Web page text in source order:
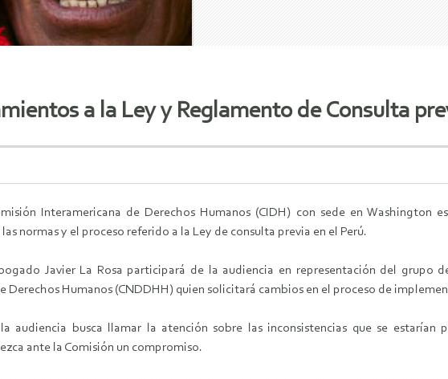
a la Ley y Reglamento de Consulta
Interamericana de Derechos Humanos (CIDH) con sede en Washington
normas y el proceso referido a la Ley de consulta previa en el Perú.
Javier La Rosa participará de la audiencia en representación del grupo
Derechos Humanos (CNDDHH) quien solicitará cambios en el proceso de
audiencia busca llamar la atención sobre las inconsistencias que se
ante la Comisión un compromiso.